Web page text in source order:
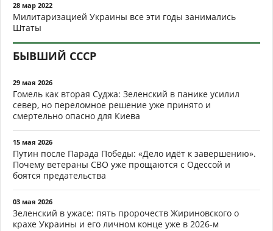
28 мар 2022
Милитаризацией Украины все эти годы занимались
Штаты
БЫВШИЙ СССР
29 мая 2026
Гомель как вторая Суджа: Зеленский в панике усилил
север, но переломное решение уже принято и
смертельно опасно для Киева
15 мая 2026
Путин после Парада Победы: «Дело идёт к завершению».
Почему ветераны СВО уже прощаются с Одессой и
боятся предательства
03 мая 2026
Зеленский в ужасе: пять пророчеств Жириновского о
крахе Украины и его личном конце уже в 2026-м